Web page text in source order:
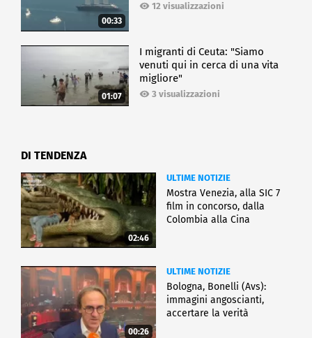
00:33
12 visualizzazioni
01:07
I migranti di Ceuta: "Siamo
venuti qui in cerca di una vita
migliore"
3 visualizzazioni
DI TENDENZA
02:46
ULTIME NOTIZIE
Mostra Venezia, alla SIC 7
film in concorso, dalla
Colombia alla Cina
00:26
ULTIME NOTIZIE
Bologna, Bonelli (Avs):
immagini angoscianti,
accertare la verità